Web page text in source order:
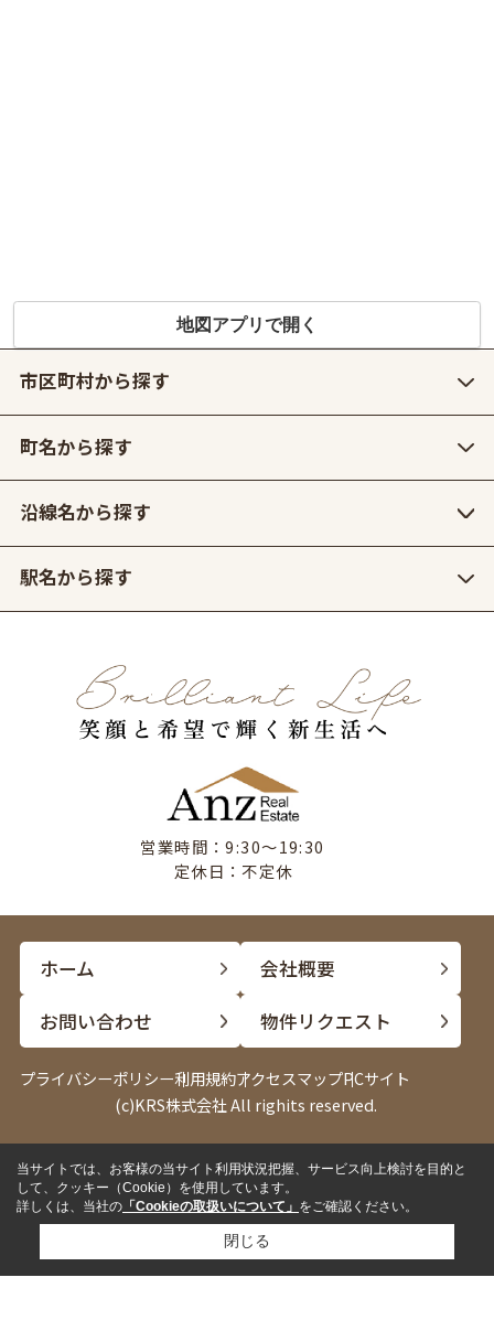
地図アプリで開く
市区町村から探す
町名から探す
沿線名から探す
駅名から探す
営業時間：9:30〜19:30
定休日：不定休
ホーム
会社概要
お問い合わせ
物件リクエスト
プライバシーポリシー利用規約アクセスマップPCサイト
(c)KRS株式会社 All righits reserved.
電話 LINE
来店予約 ✓来店して相談したい
✓内見したい物件がある
当サイトでは、お客様の当サイト利用状況把握、サービス向上検討を目的と
して、クッキー（Cookie）を使用しています。
詳しくは、当社の 「Cookieの取扱いについて」 をご確認ください。
閉じる